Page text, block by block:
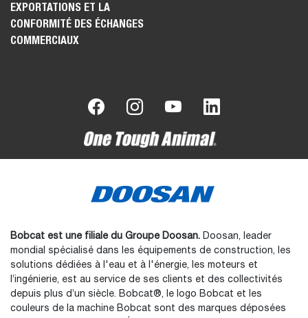
EXPORTATIONS ET LA
CONFORMITÉ DES ÉCHANGES
COMMERCIAUX
Bobcat est une filiale du Groupe Doosan. Doosan, leader
mondial spécialisé dans les équipements de construction, les
solutions dédiées à l'eau et à l'énergie, les moteurs et
l’ingénierie, est au service de ses clients et des collectivités
depuis plus d’un siècle. Bobcat®, le logo Bobcat et les
couleurs de la machine Bobcat sont des marques déposées